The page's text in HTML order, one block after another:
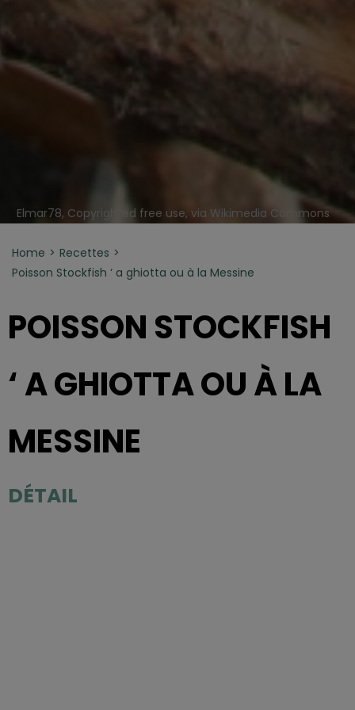
Elmar78, Copyrighted free use, via Wikimedia Commons
Home
Recettes
Poisson Stockfish ‘ a ghiotta ou à la Messine
POISSON STOCKFISH
‘ A GHIOTTA OU À LA
MESSINE
DÉTAIL